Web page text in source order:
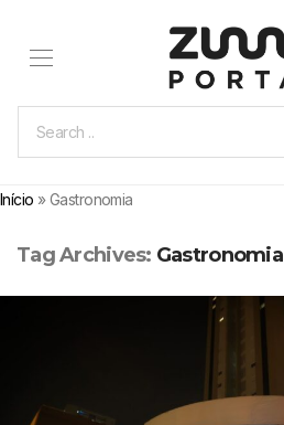
Início »Gastronomia
Tag Archives: Gastronomia